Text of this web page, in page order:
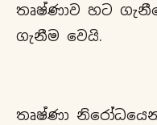
තෘෂ්ණාව හට
ගැනීම වෙයි.
තෘෂ්ණා